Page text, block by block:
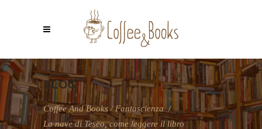
BLOG
Coffee And Books/Fantascienza /
La nave di Teseo, come leggere il libro